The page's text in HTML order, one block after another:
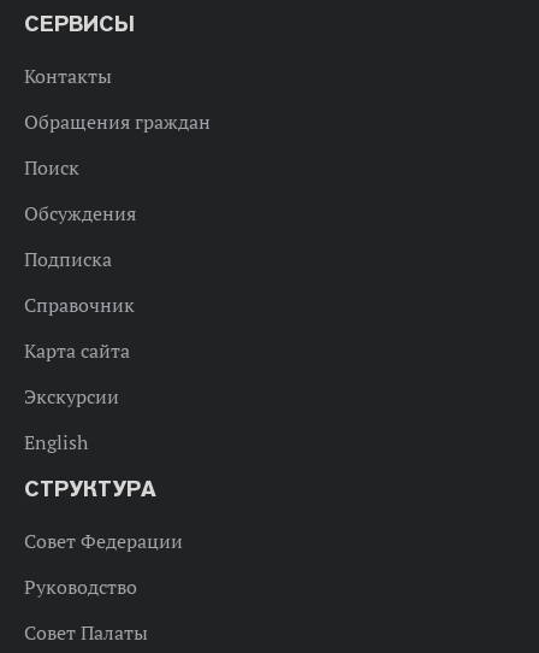
СЕРВИСЫ
Контакты
Обращения граждан
Поиск
Обсуждения
Подписка
Справочник
Карта сайта
Экскурсии
English
СТРУКТУРА
Совет Федерации
Руководство
Совет Палаты